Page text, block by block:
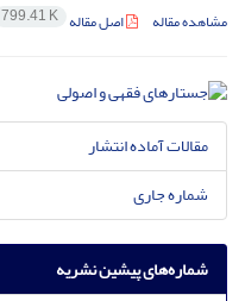
مشاهده مقاله اصل مقاله 799.41 K
مقالات آماده انتشار
شماره جاری
شماره‌های پیشین نشریه